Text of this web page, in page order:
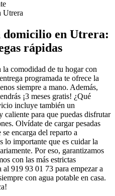
domicilio en Utrera:
rápidas
la comodidad de tu hogar con
programada te ofrece la
siempre a mano. Además,
¡3 meses gratis! ¿Qué
incluye también un
caliente para que puedas disfrutar
Olvídate de cargar pesadas
encarga del reparto a
lo importante que es cuidar la
Por eso, garantizamos
con las más estrictas
919 93 01 73 para empezar a
con agua potable en casa.